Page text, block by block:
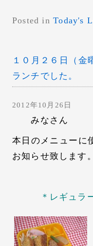
Posted inToday's
１０月２６日
ランチでした。
2012年10月26日
みなさん こ
本日のメニューに
お知らせ致します。
＊レギュラ